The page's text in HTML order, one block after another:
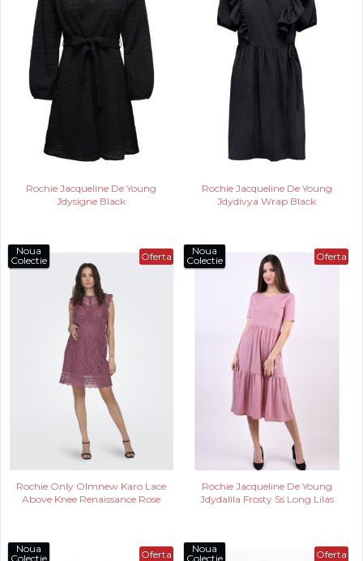
Rochie Jacqueline De Young
Jdysigne Black
Rochie Jacqueline De Young
Jdydivya Wrap Black
Oferta
Noua
Colectie
Rochie Only Olmnew Karo Lace
Above Knee Renaissance Rose
Oferta
Noua
Colectie
Rochie Jacqueline De Young
Jdydalila Frosty Ss Long Lilas
Oferta
Noua
Colectie
Oferta
Noua
Colectie